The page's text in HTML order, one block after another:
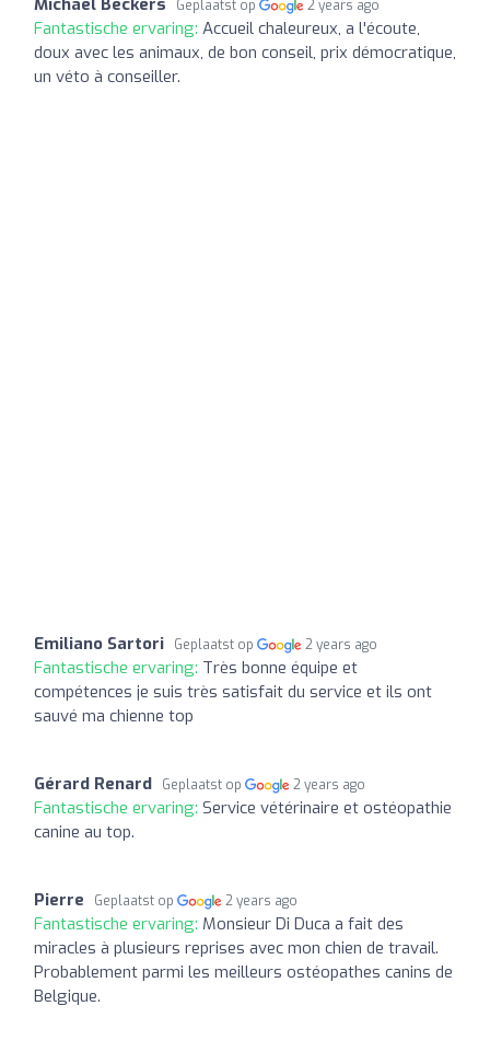
Michael Beckers Geplaatst op 2 years ago
Fantastische ervaring: Accueil chaleureux, a l'écoute,
doux avec les animaux, de bon conseil, prix démocratique,
un véto à conseiller.
Emiliano Sartori Geplaatst op 2 years ago
Fantastische ervaring: Très bonne équipe et
compétences je suis très satisfait du service et ils ont
sauvé ma chienne top
Gérard Renard Geplaatst op 2 years ago
Fantastische ervaring: Service vétérinaire et ostéopathie
canine au top.
Pierre Geplaatst op 2 years ago
Fantastische ervaring: Monsieur Di Duca a fait des
miracles à plusieurs reprises avec mon chien de travail.
Probablement parmi les meilleurs ostéopathes canins de
Belgique.